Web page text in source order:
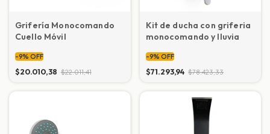
Grifería Monocomando
Cuello Móvil
-9% OFF
$20.010,38 $22.011,41
Kit de ducha con griferia
monocomando y lluvia
-9% OFF
$71.293,94 $78.423,33